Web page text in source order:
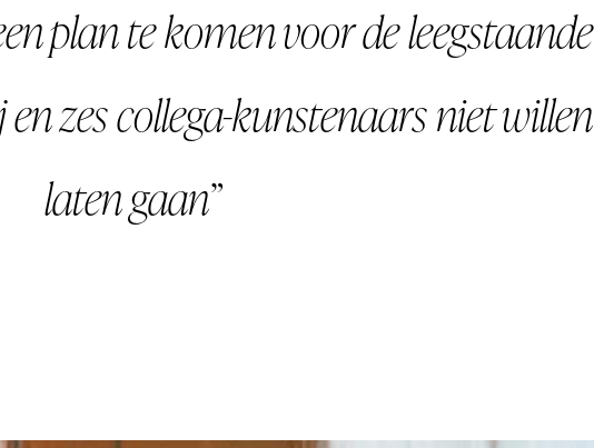
plan te komen voor de leegstaande
zes collega-kunstenaars niet willen
laten gaan